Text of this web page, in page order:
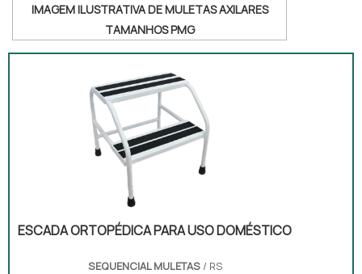
IMAGEM ILUSTRATIVA DE MULETAS AXILARES
TAMANHOS PMG
ESCADA ORTOPÉDICA PARA USO DOMÉSTICO
SEQUENCIAL MULETAS/ RS